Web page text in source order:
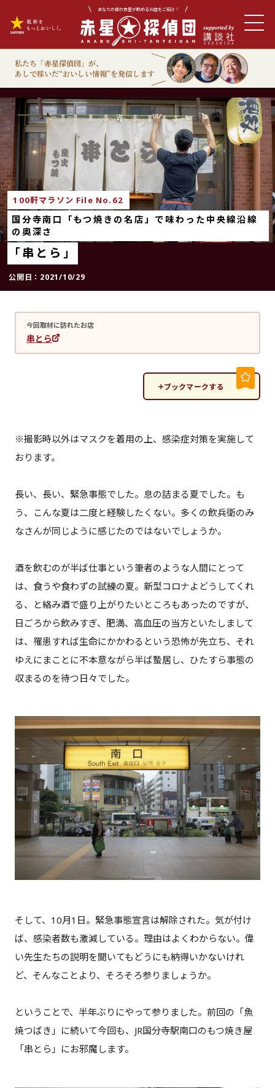
あなたの街の赤星が飲めるお店をご紹介！
私たち「赤星探偵団」が、
あしで稼いだ“おいしい情報”を発信します
100軒マラソン File No.62
国分寺南口「もつ焼きの名店」で味わった中央線沿線
の奥深さ
「串とら」
公開日： 2021/10/29
今回取材に訪れたお店
串とら
ブックマークする
※撮影時以外はマスクを着用の上、感染症対策を実施して
おります。
長い、長い、緊急事態でした。息の詰まる夏でした。も
う、こんな夏は二度と経験したくない。多くの飲兵衛のみ
なさんが同じように感じたのではないでしょうか。
酒を飲むのが半ば仕事という筆者のような人間にとって
は、食うや食わずの試練の夏。新型コロナよどうしてくれ
る、と絡み酒で盛り上がりたいところもあったのですが、
日ごろから飲みすぎ、肥満、高血圧の当方といたしまして
は、罹患すれば生命にかかわるという恐怖が先立ち、それ
ゆえにまことに不本意ながら半ば蟄居し、ひたすら事態の
収まるのを待つ日々でした。
そして、10月1日。緊急事態宣言は解除された。気が付け
ば、感染者数も激減している。理由はよくわからない。偉
い先生たちの説明を聞いてもどうにも納得いかないけれ
ど、そんなことより、そろそろ参りましょうか。
ということで、半年ぶりにやって参りました。 前回の「魚
焼つばき」 に続いて今回も、JR国分寺駅南口のもつ焼き屋
「串とら」にお邪魔します。